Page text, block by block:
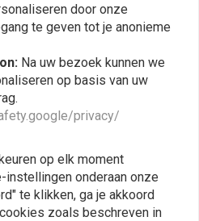
voor de Cafe Racers, Flat Tracker,
ook groot in kleding & onderhoud!
door onze
te geven tot je anonieme
Na uw bezoek kunnen we
op basis van uw
privacy/
op elk moment
onderaan onze
te klikken, ga je akkoord
zoals beschreven in